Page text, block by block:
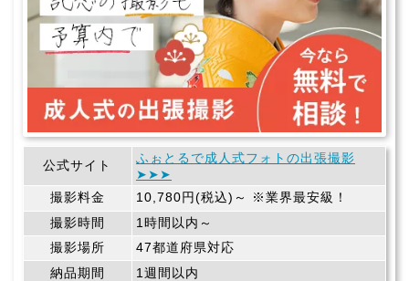
公式サイト
ふぉとるで成人式フォトの出張撮影
➤➤➤
撮影料金
10,780円(税込)～ ※業界最安級！
撮影時間
1時間以内～
撮影場所
47都道府県対応
納品期間
1週間以内